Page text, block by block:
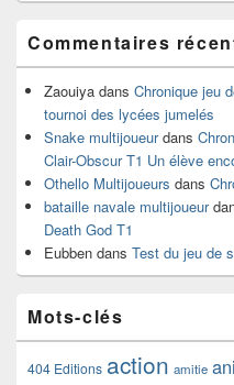
Commentaires
Zaouiya dans Chronique jeu
tournoi des lycées jumelés
Snake multijoueurdans
Clair-Obscur T1 Un élève
Othello Multijoueurs dans
bataille navale multijoueur
Death God T1
Eubben dans Test du jeu de
Mots-clés
404 Editions action amitie